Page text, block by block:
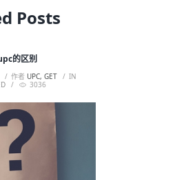
Posts
的区别
作者 UPC, GET
IN
3036